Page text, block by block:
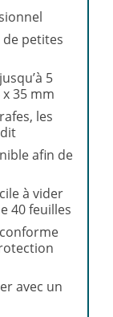
petites
5
35 mm
les
afin de
à vider
40 feuilles
avec un